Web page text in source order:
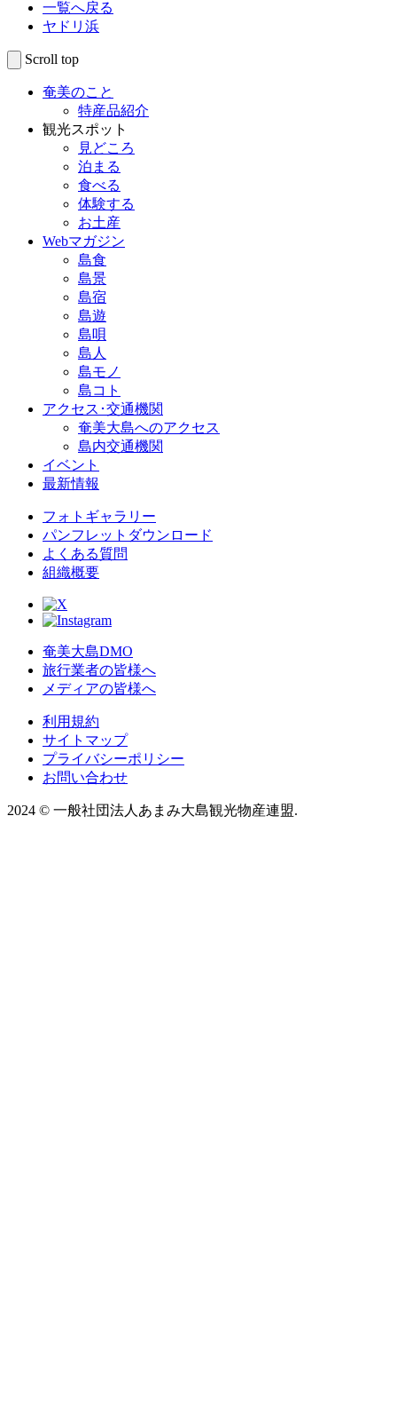
一覧へ戻る
ヤドリ浜
Scroll top
奄美のこと
特産品紹介
観光スポット
見どころ
泊まる
食べる
体験する
お土産
Webマガジン
島食
島景
島宿
島遊
島唄
島人
島モノ
島コト
アクセス･交通機関
奄美大島へのアクセス
島内交通機関
イベント
最新情報
フォトギャラリー
パンフレットダウンロード
よくある質問
組織概要
奄美大島DMO
旅行業者の皆様へ
メディアの皆様へ
利用規約
サイトマップ
プライバシーポリシー
お問い合わせ
2024 © 一般社団法人あまみ大島観光物産連盟.